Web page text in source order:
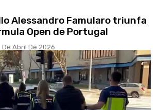
Alessandro Famularo triunfa
Open de Portugal
De Abril De 2026